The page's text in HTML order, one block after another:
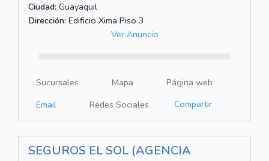
Ciudad: Guayaquil
Dirección: Edificio Xima Piso 3
Ver Anuncio
Sucursales Mapa
Página web
Email
Redes Sociales Compartir
SEGUROS EL SOL (AGENCIA